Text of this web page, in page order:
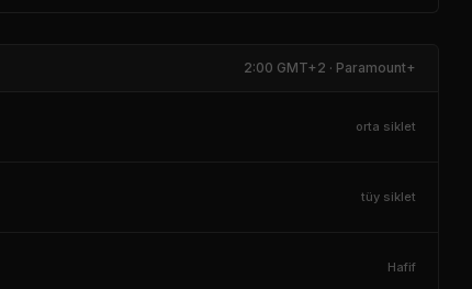
2:00 GMT+2 · Paramount+
orta siklet
tüy siklet
Hafif